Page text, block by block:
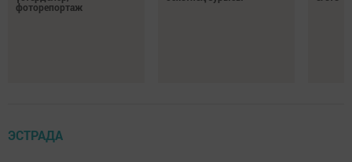
фоторепортаж
ЭСТРАДА